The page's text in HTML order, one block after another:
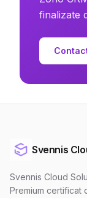
finalizate
Svennis
Svennis Cloud
Premium certificat